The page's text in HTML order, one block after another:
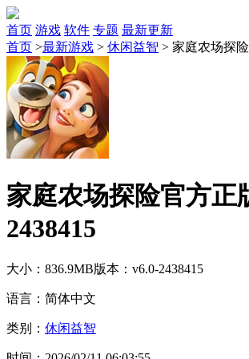
首页 游戏 软件 专题 最新更新
首页 >最新游戏 > 休闲益智 > 家庭农场探
家庭农场探险官方正
2438415
大小：836.9MB版本：v6.0-2438415
语言：简体中文
类别： 休闲益智